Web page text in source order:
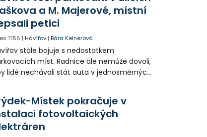
a M. Majerové, místní
petici
11:56 |Havířov |Bára Kelnerová
stále bojuje s nedostatkem
míst. Radnice ale nemůže dovoli,
lidé nechávali stát auta v jednosměrných
někteří obyvatelé rozhodli sepsat petici.
Místek pokračuje v
fotovoltaických